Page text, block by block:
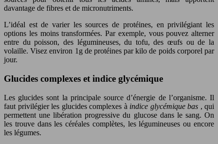
davantage de fibres et de micronutriments.
L’idéal est de varier les sources de protéines, en privilégiant les
options les moins transformées. Par exemple, vous pouvez alterner
entre du poisson, des légumineuses, du tofu, des œufs ou de la
volaille. Visez environ 1g de protéines par kilo de poids corporel par
jour.
Glucides complexes et indice glycémique
Les glucides sont la principale source d’énergie de l’organisme. Il
faut privilégier les glucides complexes à indice glycémique bas , qui
permettent une libération progressive du glucose dans le sang. On
les trouve dans les céréales complètes, les légumineuses ou encore
les légumes.